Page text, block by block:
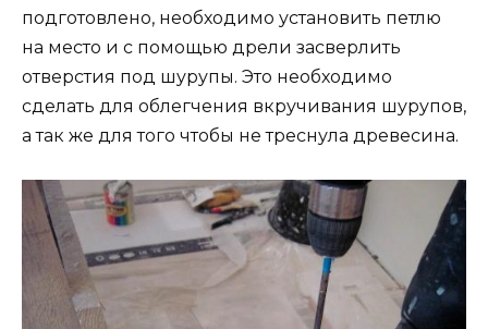
подготовлено, необходимо установить петлю
на место и с помощью дрели засверлить
отверстия под шурупы. Это необходимо
сделать для облегчения вкручивания шурупов,
а так же для того чтобы не треснула древесина.